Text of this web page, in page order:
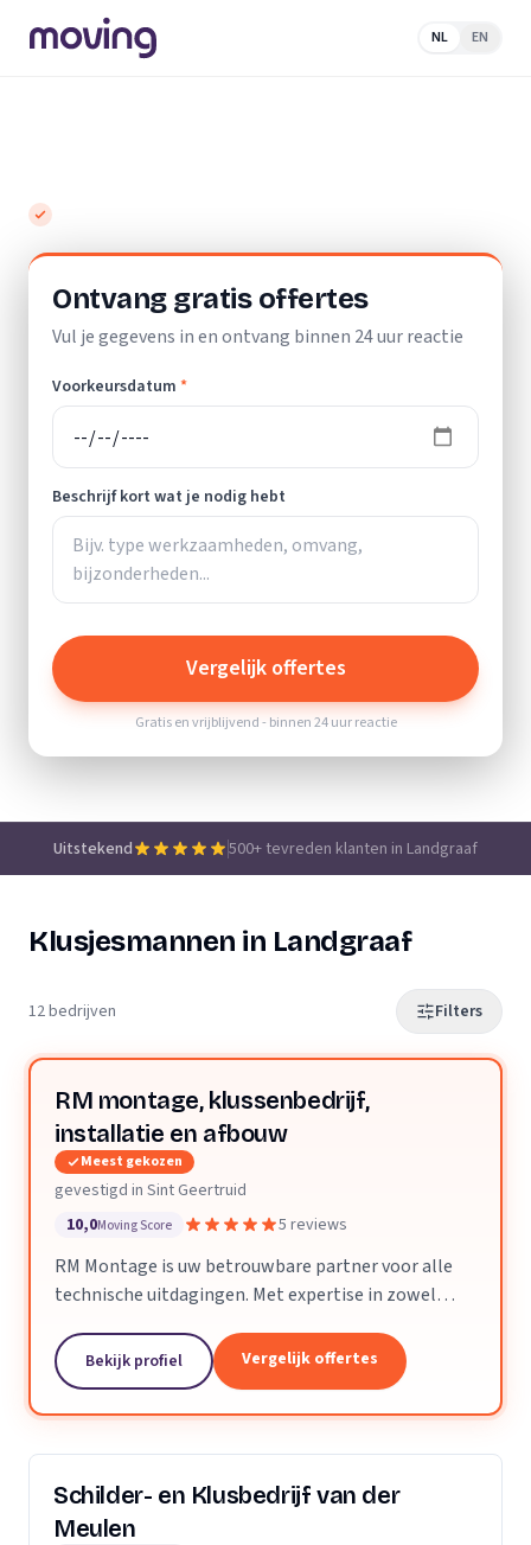
NL EN
Ontvang gratis offertes
Vul je gegevens in en ontvang binnen 24 uur reactie
Voorkeursdatum *
Beschrijf kort wat je nodig hebt
Vergelijk offertes
Gratis en vrijblijvend - binnen 24 uur reactie
Uitstekend 500+ tevreden klanten in Landgraaf
Klusjesmannen in Landgraaf
12 bedrijven Filters
RM montage, klussenbedrijf,
installatie en afbouw
Meest gekozen
gevestigd in Sint Geertruid
10,0Moving Score 5 reviews
RM Montage is uw betrouwbare partner voor alle
technische uitdagingen. Met expertise in zowel
een breed scala aan diensten aan. Van meterkasten
en...
Bekijk profiel Vergelijk offertes
Schilder- en Klusbedrijf van der
Meulen